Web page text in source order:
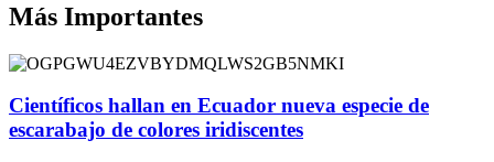
Más Importantes
Científicos hallan en Ecuador nueva especie de
escarabajo de colores iridiscentes